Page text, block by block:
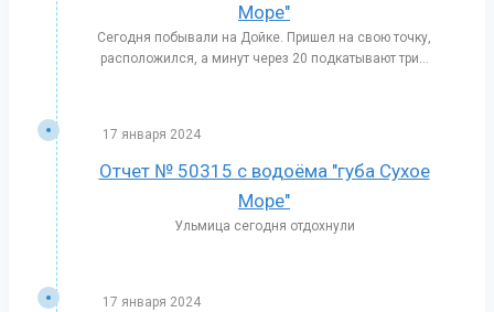
Море"
Сегодня побывали на Дойке. Пришел на свою точку,
расположился, а минут через 20 подкатывают три...
17 января 2024
Отчет № 50315 с водоёма "губа Сухое
Море"
Ульмица сегодня отдохнули
17 января 2024